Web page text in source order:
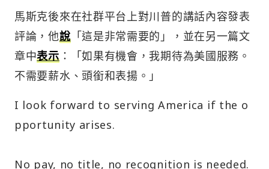
馬斯克後來在社群平台上對川普的講話內容發表
評論，他說「這是非常需要的」，並在另一篇文
章中表示：「如果有機會，我期待為美國服務。
不需要薪水、頭銜和表揚。」
I look forward to serving America if the o
pportunity arises.
No pay, no title, no recognition is needed.